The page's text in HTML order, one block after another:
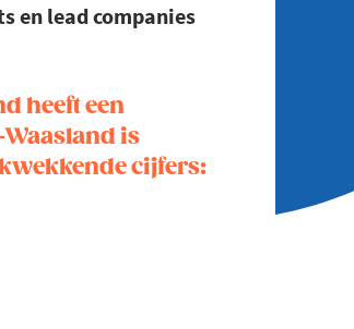
en lead companies
heeft een
is
cijfers: